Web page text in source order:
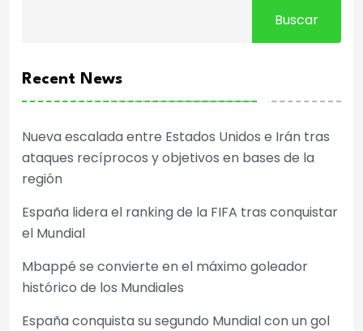
Buscar
Recent News
Nueva escalada entre Estados Unidos e Irán tras
ataques recíprocos y objetivos en bases de la
región
España lidera el ranking de la FIFA tras conquistar
el Mundial
Mbappé se convierte en el máximo goleador
histórico de los Mundiales
España conquista su segundo Mundial con un gol